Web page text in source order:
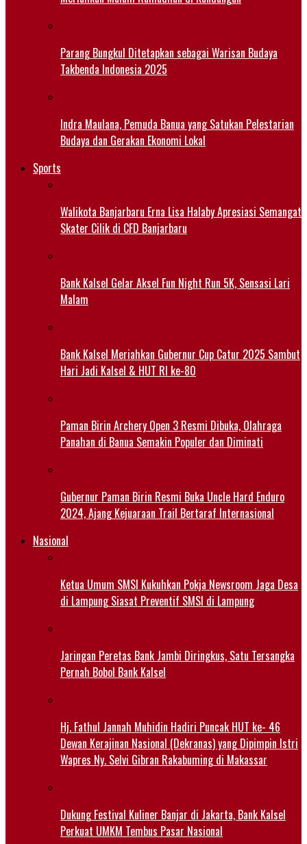
Parang Bungkul Ditetapkan sebagai Warisan Budaya
Takbenda Indonesia 2025
Indra Maulana, Pemuda Banua yang Satukan Pelestarian
Budaya dan Gerakan Ekonomi Lokal
Sports
Walikota Banjarbaru Erna Lisa Halaby Apresiasi Semangat
Skater Cilik di CFD Banjarbaru
Bank Kalsel Gelar Aksel Fun Night Run 5K, Sensasi Lari
Malam
Bank Kalsel Meriahkan Gubernur Cup Catur 2025 Sambut
Hari Jadi Kalsel & HUT RI ke-80
Paman Birin Archery Open 3 Resmi Dibuka, Olahraga
Panahan di Banua Semakin Populer dan Diminati
Gubernur Paman Birin Resmi Buka Uncle Hard Enduro
2024, Ajang Kejuaraan Trail Bertaraf Internasional
Nasional
Ketua Umum SMSI Kukuhkan Pokja Newsroom Jaga Desa
di Lampung Siasat Preventif SMSI di Lampung
Jaringan Peretas Bank Jambi Diringkus, Satu Tersangka
Pernah Bobol Bank Kalsel
Hj. Fathul Jannah Muhidin Hadiri Puncak HUT ke- 46
Dewan Kerajinan Nasional (Dekranas) yang Dipimpin Istri
Wapres Ny. Selvi Gibran Rakabuming di Makassar
Dukung Festival Kuliner Banjar di Jakarta, Bank Kalsel
Perkuat UMKM Tembus Pasar Nasional